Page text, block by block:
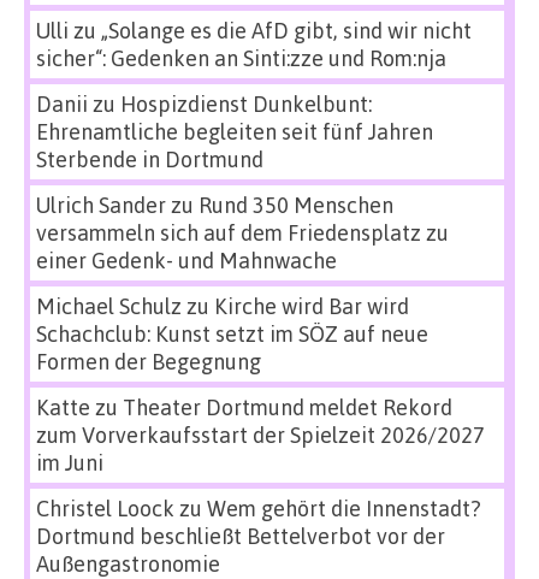
Ulli zu „Solange es die AfD gibt, sind wir nicht
sicher“: Gedenken an Sinti:zze und Rom:nja
Danii zu Hospizdienst Dunkelbunt:
Ehrenamtliche begleiten seit fünf Jahren
Sterbende in Dortmund
Ulrich Sanderzu Rund 350 Menschen
versammeln sich auf dem Friedensplatz zu
einer Gedenk- und Mahnwache
Michael Schulz zu Kirche wird Bar wird
Schachclub: Kunst setzt im SÖZ auf neue
Formen der Begegnung
Katte zu Theater Dortmund meldet Rekord
zum Vorverkaufsstart der Spielzeit 2026/2027
im Juni
Christel Loock zu Wem gehört die Innenstadt?
Dortmund beschließt Bettelverbot vor der
Außengastronomie